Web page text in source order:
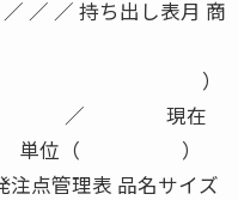
／ ／ 持ち出し表月 商
サイン ／ 現在
（ ）
注点管理表 品名サイズ